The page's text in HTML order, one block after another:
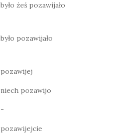
było żeś pozawijało
było pozawijało
pozawijej
niech pozawijo
-
pozawijejcie